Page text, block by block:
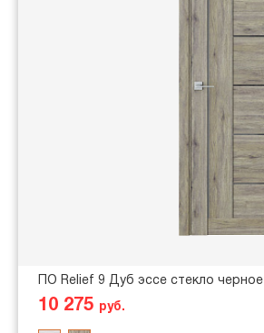
ПО Relief 9 Дуб эссе стекло черное
10 275 руб.